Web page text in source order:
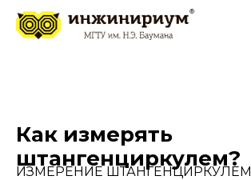
Как измерять
штангенциркулем?
ИЗМЕРЕНИЕ ШТАНГЕНЦИРКУЛЕМ